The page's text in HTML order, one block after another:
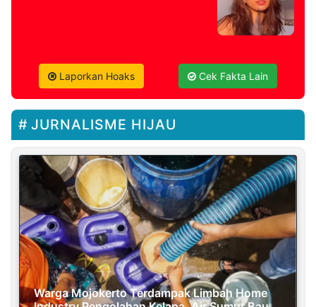
Laporkan Hoaks Cek Fakta Lain
JURNALISME HIJAU
Warga Mojokerto Terdampak Limbah Home